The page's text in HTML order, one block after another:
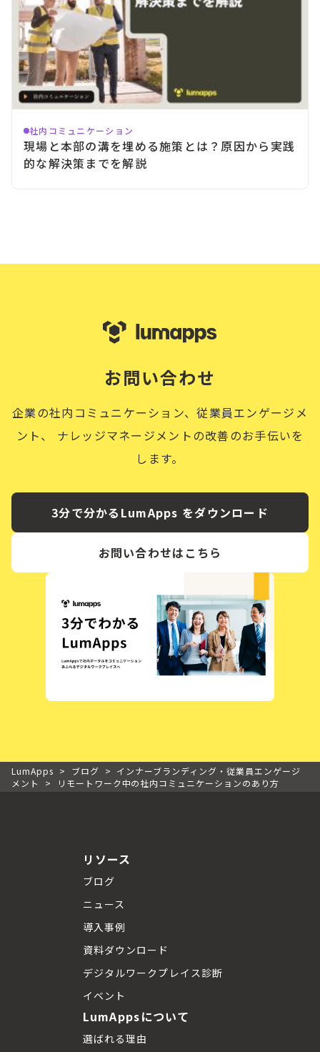
現場と本部の溝を埋める施策とは？原因から実践
的な解決策までを解説
社内コミュニケーション
お問い合わせ
企業の社内コミュニケーション、従業員エンゲージメ
ント、
ナレッジマネージメントの改善のお手伝いを
します。
3分で分かるLumApps をダウンロード
お問い合わせはこちら
LumApps > ブログ > インナーブランディング・従業員エンゲージ
メント
> リモートワーク中の社内コミュニケーションのあり方
リソース
ブログ
ニュース
導入事例
資料ダウンロード
デジタルワークプレイス診断
イベント
LumAppsについて
選ばれる理由